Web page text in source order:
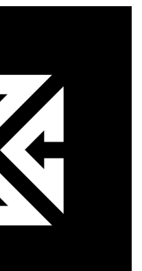
备不时之需。所以，